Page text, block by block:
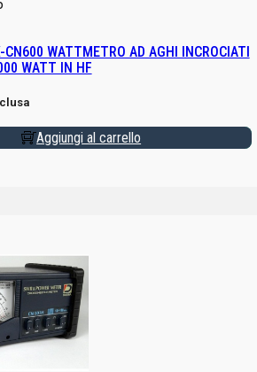
CN600 WATTMETRO AD AGHI INCROCIATI
WATT IN HF
Aggiungi al carrello